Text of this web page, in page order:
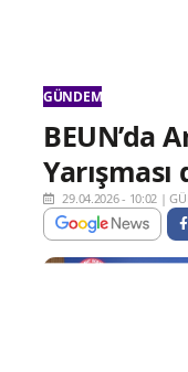
GÜNDEM
BEUN’da
29.04.2026 - 10:02 |